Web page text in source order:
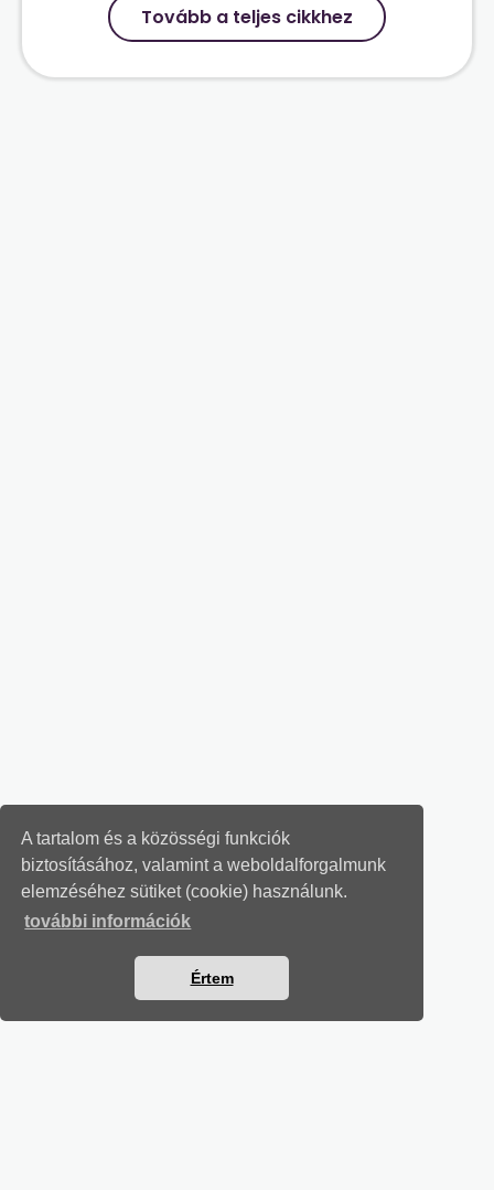
A tartalom és a közösségi funkciók
biztosításához, valamint a weboldalforgalmunk
elemzéséhez sütiket (cookie) használunk.
további információk
Értem
Tovább a teljes cikkhez